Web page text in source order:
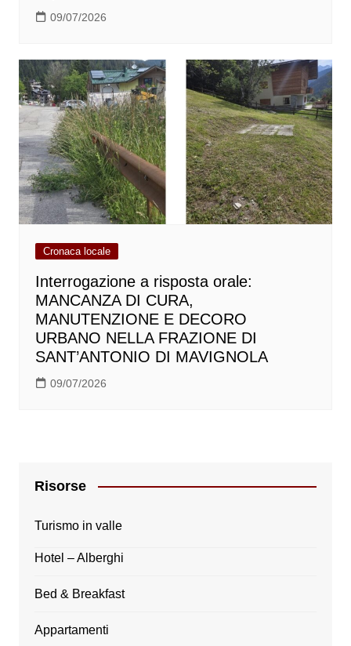
09/07/2026
Cronaca locale
Interrogazione a risposta orale:
MANCANZA DI CURA,
MANUTENZIONE E DECORO
URBANO NELLA FRAZIONE DI
SANT’ANTONIO DI MAVIGNOLA
09/07/2026
Risorse
Turismo in valle
Hotel – Alberghi
Bed & Breakfast
Appartamenti